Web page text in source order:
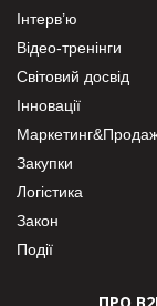
Інтерв’ю
Відео-тренінги
Світовий досвід
Інновації
Закупки
Логістика
Закон
Події
ПРО